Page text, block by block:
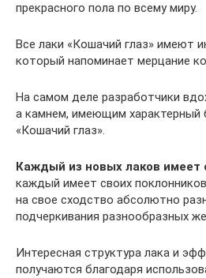
прекрасного пола по всему миру.
Все лаки «Кошачий глаз» имеют
который напоминает мерцание
На самом деле разработчики
а камнем, имеющим характерный
«Кошачий глаз».
Каждый из новых лаков имеет
каждый имеет своих
на свое сходство абсолютно
подчеркивания разнообразных
Интересная структура лака и
получаются благодаря